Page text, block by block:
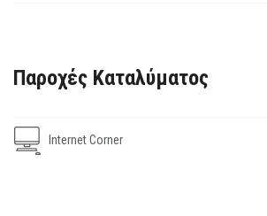
Παροχές Καταλύματος
Internet Corner